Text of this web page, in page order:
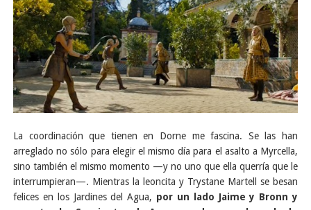
La coordinación que tienen en Dorne me fascina. Se las han
arreglado no sólo para elegir el mismo día para el asalto a Myrcella,
sino también el mismo momento —y no uno que ella querría que le
interrumpieran—. Mientras la leoncita y Trystane Martell se besan
felices en los Jardines del Agua, por un lado Jaime y Bronn y